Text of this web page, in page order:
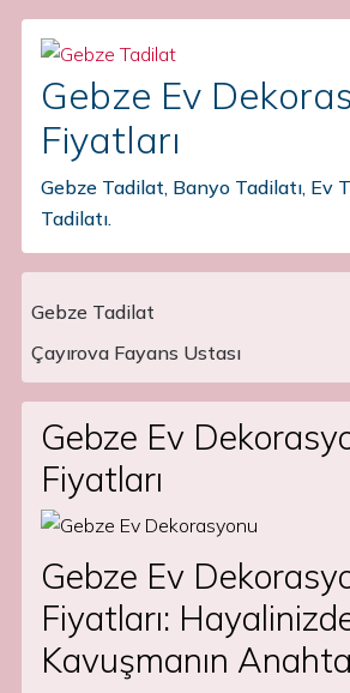
Gebze Ev
Fiyatları
Gebze Tadilat, Banyo Tadilatı, Ev
Tadilatı.
Main Navigation
Gebze Tadilat
Çayırova Fayans Ustası
Gebze Ev
Fiyatları
Gebze Ev
Fiyatları:
Kavuşmanın